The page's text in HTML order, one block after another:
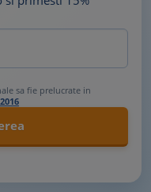
sa fie prelucrate in